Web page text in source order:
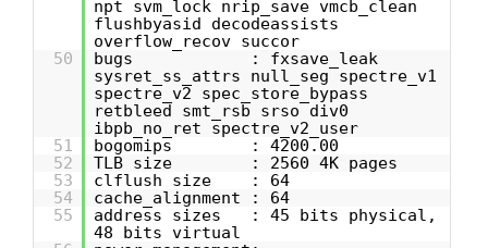
npt svm_lock nrip_save vmcb_clean
flushbyasid decodeassists
overflow_recov succor
50
bugs : fxsave_leak
sysret_ss_attrs null_seg spectre_v1
spectre_v2 spec_store_bypass
retbleed smt_rsb srso div0
ibpb_no_ret spectre_v2_user
51
bogomips : 4200.00
52
TLB size : 2560 4K pages
53
clflush size : 64
54
cache_alignment : 64
55
address sizes : 45 bits physical,
48 bits virtual